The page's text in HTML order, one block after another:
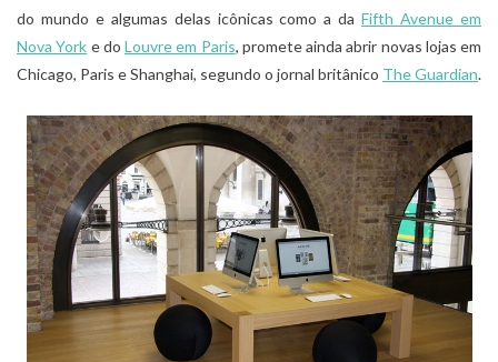
do mundo e algumas delas icônicas como a daFifth Avenue em
Nova York e do Louvre em Paris, promete ainda abrir novas lojas em
Chicago, Paris e Shanghai, segundo o jornal britânico The Guardian.